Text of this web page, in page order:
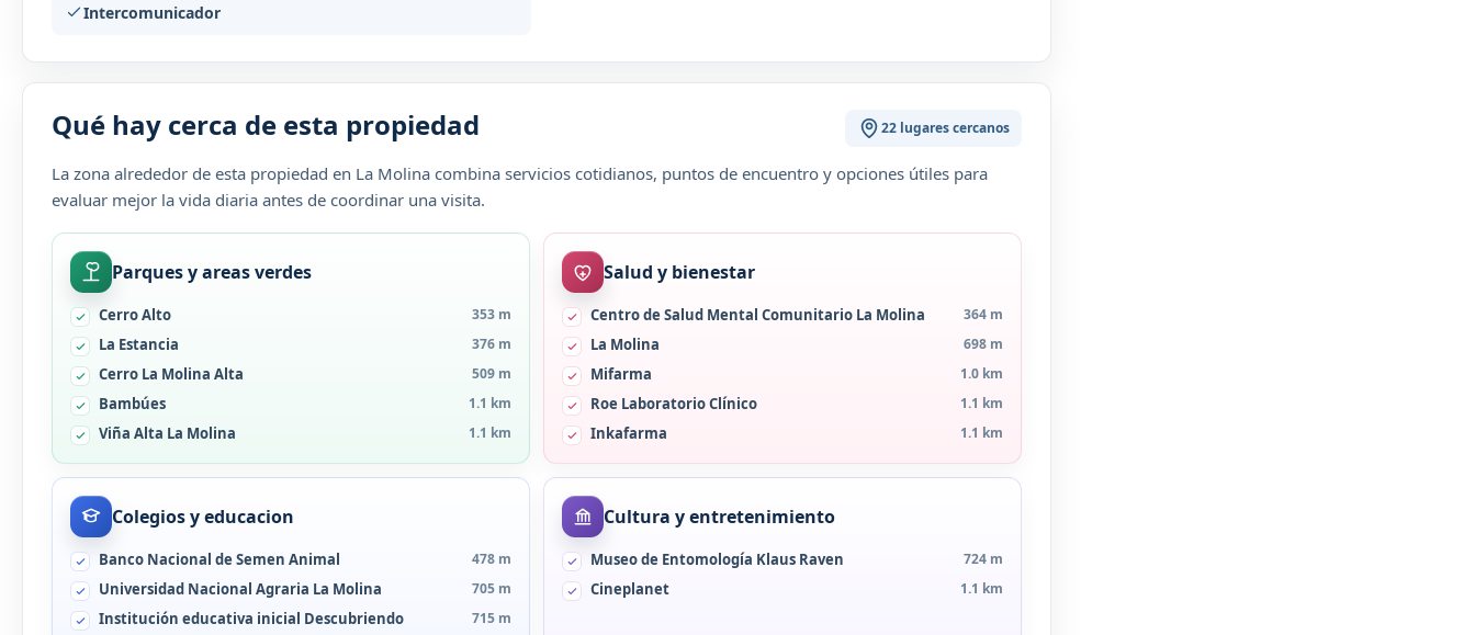
Intercomunicador
Qué hay cerca de esta propiedad 22 lugares cercanos
La zona alrededor de esta propiedad en La Molina combina servicios cotidianos, puntos de encuentro y opciones útiles para
evaluar mejor la vida diaria antes de coordinar una visita.
Parques y areas verdes
Cerro Alto 353 m
La Estancia 376 m
Cerro La Molina Alta 509 m
Bambúes 1.1 km
Viña Alta La Molina 1.1 km
Salud y bienestar
Centro de Salud Mental Comunitario La Molina 364 m
La Molina 698 m
Mifarma 1.0 km
Roe Laboratorio Clínico 1.1 km
Inkafarma 1.1 km
Colegios y educacion
Banco Nacional de Semen Animal 478 m
Universidad Nacional Agraria La Molina 705 m
Institución educativa inicial Descubriendo 715 m
Cultura y entretenimiento
Museo de Entomología Klaus Raven 724 m
Cineplanet 1.1 km